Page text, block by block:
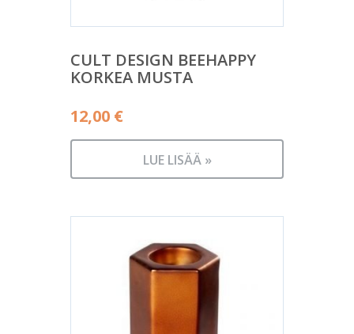
CULT DESIGN BEEHAPPY
KORKEA MUSTA
12,00 €
LUE LISÄÄ »